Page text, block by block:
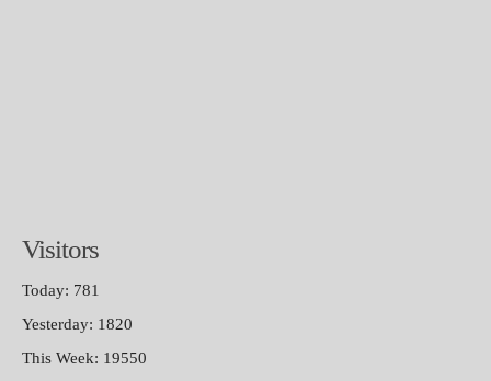
Visitors
Today: 781
Yesterday: 1820
This Week: 19550